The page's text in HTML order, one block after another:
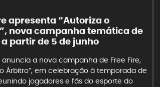
apresenta “Autoriza o
nova campanha temática de
partir de 5 de junho
anuncia a nova campanha de Free Fire,
Árbitro”, em celebração à temporada de
jogadores e fãs do esporte do